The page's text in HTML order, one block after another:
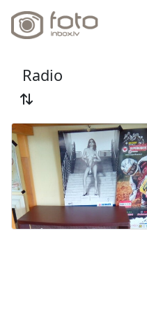
Radio